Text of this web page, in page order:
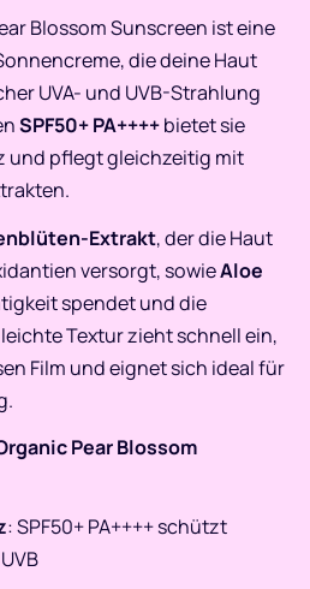
Blossom Sunscreen ist eine
die deine Haut
UVA- und UVB-Strahlung
SPF50+ PA++++bietet sie
und pflegt gleichzeitig mit
Extrakt, der die Haut
versorgt, sowieAloe
spendet und die
Textur zieht schnell ein,
Film und eignet sich ideal für
Pear Blossom
: SPF50+ PA++++ schützt